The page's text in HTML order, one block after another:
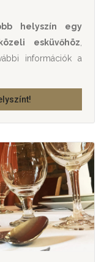
helyszín egy
esküvőhöz
információk a